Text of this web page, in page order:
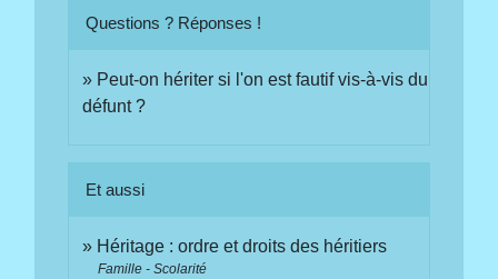
Questions ? Réponses !
Peut-on hériter si l'on est fautif vis-à-vis du
défunt ?
Et aussi
Héritage : ordre et droits des héritiers
Famille - Scolarité